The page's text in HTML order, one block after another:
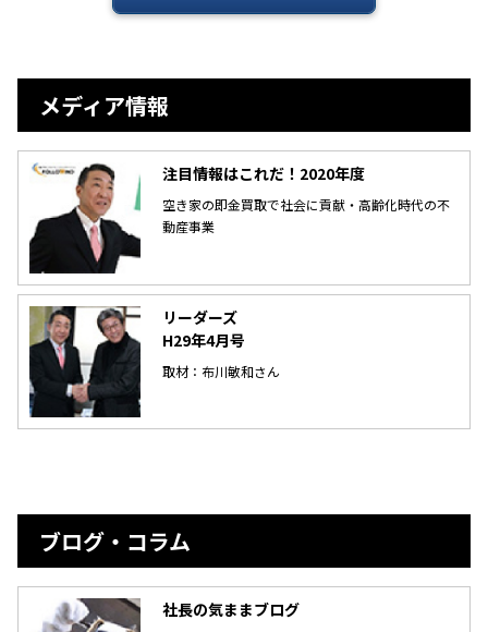
メディア情報
注目情報はこれだ！2020年度
空き家の即金買取で社会に貢献・高齢化時代の不
動産事業
リーダーズ
H29年4月号
取材：布川敏和さん
ブログ・コラム
社長の気ままブログ